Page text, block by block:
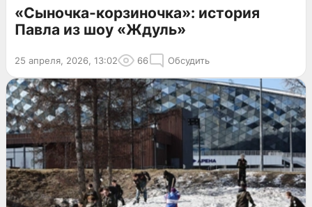
«Сыночка-корзиночка»: история
Павла из шоу «Ждуль»
25 апреля, 2026, 13:02 66 Обсудить